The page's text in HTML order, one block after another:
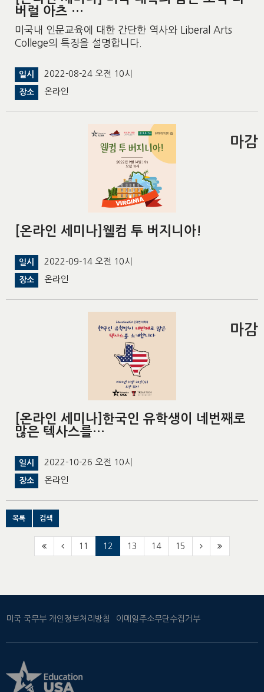
버럴 아츠 …
미국내 인문교육에 대한 간단한 역사와 Liberal Arts
College의 특징을 설명합니다.
일시 2022-08-24 오전 10시
장소 온라인
[온라인 세미나]웰컴 투 버지니아!
일시 2022-09-14 오전 10시
장소 온라인
마감
[온라인 세미나]한국인 유학생이 네번째로
많은 텍사스를…
일시 2022-10-26 오전 10시
장소 온라인
마감
목록 검색
11 12 13 14 15
미국 국무부 개인정보처리방침 이메일주소무단수집거부